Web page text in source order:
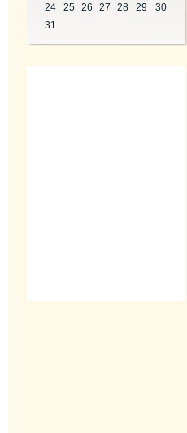
24
25 26 27 28 29
30
31